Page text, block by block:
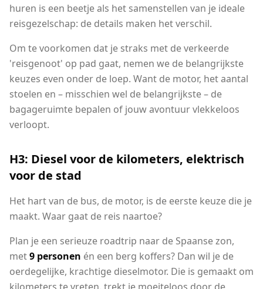
huren is een beetje als het samenstellen van je ideale
reisgezelschap: de details maken het verschil.
Om te voorkomen dat je straks met de verkeerde
'reisgenoot' op pad gaat, nemen we de belangrijkste
keuzes even onder de loep. Want de motor, het aantal
stoelen en – misschien wel de belangrijkste – de
bagageruimte bepalen of jouw avontuur vlekkeloos
verloopt.
H3: Diesel voor de kilometers, elektrisch
voor de stad
Het hart van de bus, de motor, is de eerste keuze die je
maakt. Waar gaat de reis naartoe?
Plan je een serieuze roadtrip naar de Spaanse zon,
met9 personen én een berg koffers? Dan wil je de
oerdegelijke, krachtige dieselmotor. Die is gemaakt om